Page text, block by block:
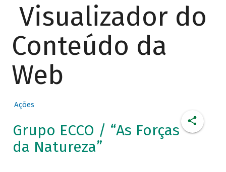
Visualizador do
Conteúdo da
Web
Ações
Grupo ECCO / “As Forças
da Natureza”